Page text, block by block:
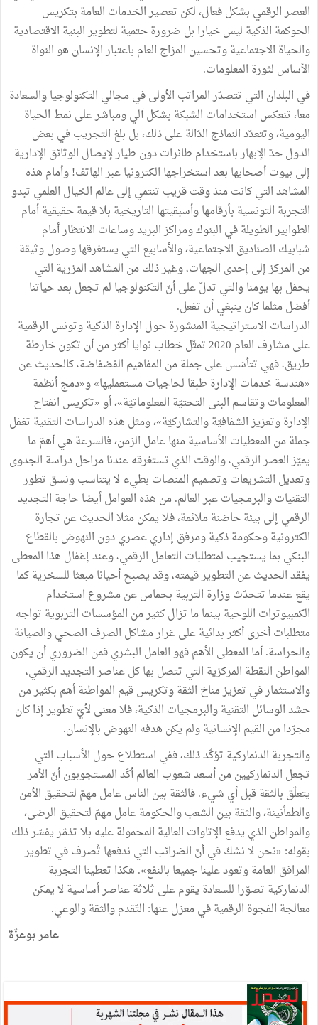
العصر الرقمي بشكل فعال، لكن تعصير الخدمات العامة بتكريس
الحوكمة الذكية ليس خيارا بل ضرورة حتمية لتطوير البنية الاقتصادية
والحياة الاجتماعية وتحسين المزاج العام باعتبار الإنسان هو النواة
الأساس لثورة المعلومات.
في البلدان التي تتصدّر المراتب الأولى في مجالي التكنولوجيا والسعادة
معا، تنعكس استخدامات الشبكة بشكل آلي ومباشر على نمط الحياة
اليومية، وتتعدّد النماذج الدّالة على ذلك، بل بلغ التجريب في بعض
الدول حدّ الإبهار باستخدام طائرات دون طيار لإيصال الوثائق الإدارية
إلى بيوت أصحابها بعد استخراجها الكترونيا عبر الهاتف! وأمام هذه
المشاهد التي كانت منذ وقت قريب تنتمي إلى عالم الخيال العلمي تبدو
التجربة التونسية بأرقامها وأسبقيتها التاريخية بلا قيمة حقيقية أمام
الطوابير الطويلة في البنوك ومراكز البريد وساعات الانتظار أمام
شبابيك الصناديق الاجتماعية، والأسابيع التي يستغرقها وصول وثيقة
من المركز إلى إحدى الجهات، وغير ذلك من المشاهد المزرية التي
يحفل بها يومنا والتي تدلّ على أنّ التكنولوجيا لم تجعل بعد حياتنا
أفضل مثلما كان ينبغي أن تفعل.
الدراسات الاستراتيجية المنشورة حول الإدارة الذكية وتونس الرقمية
على مشارف العام 2020 تمثّل خطاب نوايا أكثر من أن تكون خارطة
طريق، فهي تتأسّس على جملة من المفاهيم الفضفاضة، كالحديث عن
«هندسة خدمات الإدارة طبقا لحاجيات مستعمليها» و«دمج أنظمة
المعلومات وتقاسم البنى التحتيّة المعلوماتيّة»، أو «تكريس انفتاح
الإدارة وتعزيز الشفافيّة والتشاركيّة»، ومثل هذه الدراسات التقنية تغفل
جملة من المعطيات الأساسية منها عامل الزمن، فالسرعة هي أهمّ ما
يميّز العصر الرقمي، والوقت الذي تستغرقه عندنا مراحل دراسة الجدوى
وتعديل التشريعات وتصميم المنصات بطيء لا يتناسب ونسق تطور
التقنيات والبرمجيات عبر العالم. من هذه العوامل أيضا حاجة التجديد
الرقمي إلى بيئة حاضنة ملائمة، فلا يمكن مثلا الحديث عن تجارة
الكترونية وحكومة ذكية ومرفق إداري عصري دون النهوض بالقطاع
البنكي بما يستجيب لمتطلبات التعامل الرقمي، وعند إغفال هذا المعطى
يفقد الحديث عن التطوير قيمته، وقد يصبح أحيانا مبعثا للسخرية كما
يقع عندما تتحدّث وزارة التربية بحماس عن مشروع استخدام
الكمبيوترات اللوحية بينما ما تزال كثير من المؤسسات التربوية تواجه
متطلبات أخرى أكثر بدائية على غرار مشاكل الصرف الصحي والصيانة
والحراسة. أما المعطى الأهم فهو العامل البشري فمن الضروري أن يكون
المواطن النقطة المركزية التي تتصل بها كل عناصر التجديد الرقمي،
والاستثمار في تعزيز مناخ الثقة وتكريس قيم المواطنة أهم بكثير من
حشد الوسائل التقنية والبرمجيات الذكية، فلا معنى لأيّ تطوير إذا كان
مجرّدا من القيم الإنسانية ولم يكن هدفه النهوض بالإنسان.
والتجربة الدنماركية تؤكّد ذلك، ففي استطلاع حول الأسباب التي
تجعل الدنماركيين من أسعد شعوب العالم أكّد المستجوبون أنّ الأمر
يتعلّق بالثقة قبل أي شيء. فالثقة بين الناس عامل مهمّ لتحقيق الأمن
والطمأنينة، والثقة بين الشعب والحكومة عامل مهمّ لتحقيق الرضى،
والمواطن الذي يدفع الإتاوات العالية المحمولة عليه بلا تذمّر يفسّر ذلك
بقوله: «نحن لا نشكّ في أنّ الضرائب التي ندفعها تُصرف في تطوير
المرافق العامة وتعود علينا جميعا بالنفع». هكذا تعطينا التجربة
الدنماركية تصوّرا للسعادة يقوم على ثلاثة عناصر أساسية لا يمكن
معالجة الفجوة الرقمية في معزل عنها: التّقدم والثقة والوعي.
عامر بوعزّة